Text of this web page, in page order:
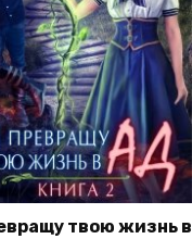
твою жизнь в